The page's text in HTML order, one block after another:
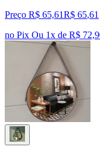
Preço R$ 65,61R$ 65,61
no Pix Ou 1x de R$